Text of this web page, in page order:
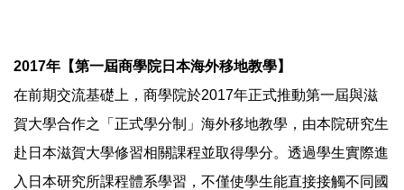
2017年【第一屆商學院日本海外移地教學】
在前期交流基礎上，商學院於2017年正式推動第一屆與滋
賀大學合作之「正式學分制」海外移地教學，由本院研究生
赴日本滋賀大學修習相關課程並取得學分。透過學生實際進
入日本研究所課程體系學習，不僅使學生能直接接觸不同國